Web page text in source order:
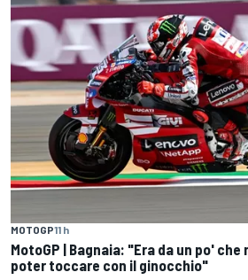
MOTOGP11 h
MotoGP | Bagnaia: "Era da un po'
poter toccare con il ginocchio"